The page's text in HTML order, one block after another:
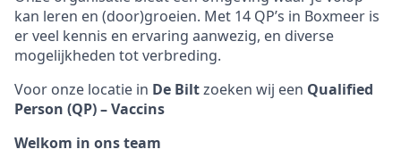
kan leren en (door)groeien. Met 14 QP’s in Boxmeer is
er veel kennis en ervaring aanwezig, en diverse
mogelijkheden tot verbreding.
Voor onze locatie in De Biltzoeken wij een Qualified
Person (QP) – Vaccins
Welkom in ons team